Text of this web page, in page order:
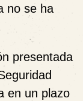
no se ha
presentada
en un plazo